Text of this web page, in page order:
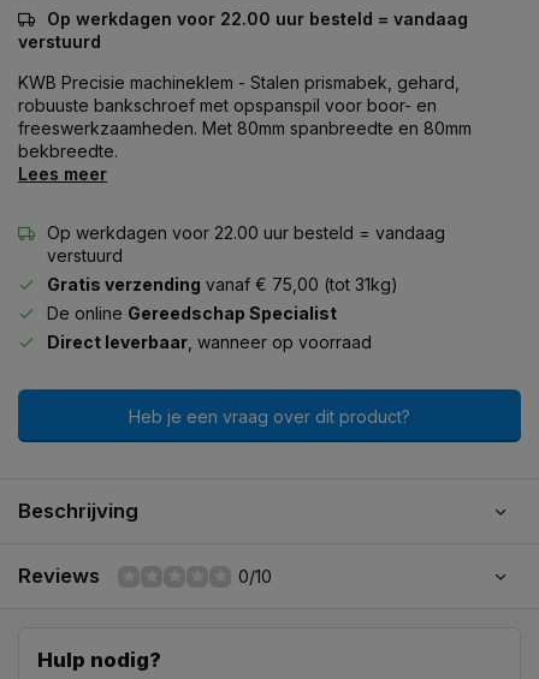
Op werkdagen voor 22.00 uur besteld = vandaag
verstuurd
KWB Precisie machineklem - Stalen prismabek, gehard,
robuuste bankschroef met opspanspil voor boor- en
freeswerkzaamheden. Met 80mm spanbreedte en 80mm
bekbreedte.
Lees meer
Op werkdagen voor 22.00 uur besteld = vandaag
verstuurd
Gratis verzending vanaf € 75,00 (tot 31kg)
De online Gereedschap Specialist
Direct leverbaar , wanneer op voorraad
Heb je een vraag over dit product?
Beschrijving
Reviews 0/10
Hulp nodig?